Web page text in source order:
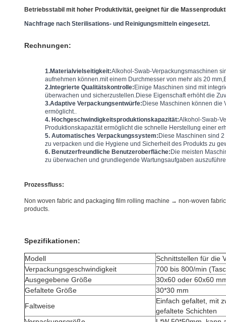
Betriebsstabil mit hoher Produktivität, geeignet für die
Nachfrage nach Sterilisations- und Reinigungsmitteln eingesetzt.
Rechnungen:
1.Materialvielseitigkeit:Alkohol-Swab-Verpackungsmaschinen
aufnehmen können.mit einem Durchmesser von mehr als 20
2.Integrierte Qualitätskontrolle:Einige Maschinen sind mit
überwachen und sicherzustellen.Diese Eigenschaft erhöht die
3.Adaptive Verpackungsentwürfe:Diese Maschinen können die
ermöglicht.
4. Hochgeschwindigkeitsproduktionskapazität:Alkohol-Swab-
Produktionskapazität ermöglicht die schnelle Herstellung einer
5. Automatisches Verpackungssystem:Diese Maschinen sind
zu verpacken und die Hygiene und Sicherheit des Produkts zu
6. Benutzerfreundliche Benutzeroberfläche:Die meisten
zu überwachen und grundlegende Wartungsaufgaben
Prozessfluss:
Non woven fabric and packaging film rolling machine → non-woven
products.
Spezifikationen:
Modell
Schnittstellen für die
Verpackungsgeschwindigkeit
700 bis 800/min
Ausgegebene Größe
30x60 oder 60x60
Gefaltete Größe
30*30 mm
Faltweise
Einfach gefaltet, mit
gefaltete Schichten